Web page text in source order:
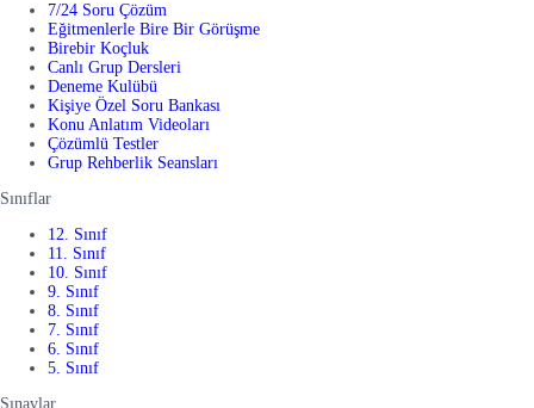
7/24 Soru Çözüm
Eğitmenlerle Bire Bir Görüşme
Birebir Koçluk
Canlı Grup Dersleri
Deneme Kulübü
Kişiye Özel Soru Bankası
Konu Anlatım Videoları
Çözümlü Testler
Grup Rehberlik Seansları
Sınıflar
12. Sınıf
11. Sınıf
10. Sınıf
9. Sınıf
8. Sınıf
7. Sınıf
6. Sınıf
5. Sınıf
Sınavlar